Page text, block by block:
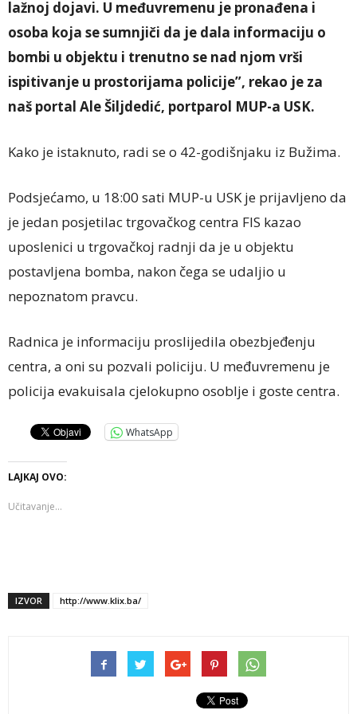
lažnoj dojavi. U međuvremenu je pronađena i
osoba koja se sumnjiči da je dala informaciju o
bombi u objektu i trenutno se nad njom vrši
ispitivanje u prostorijama policije”, rekao je za
naš portal Ale Šiljdedić, portparol MUP-a USK.
Kako je istaknuto, radi se o 42-godišnjaku iz Bužima.
Podsjećamo, u 18:00 sati MUP-u USK je prijavljeno da
je jedan posjetilac trgovačkog centra FIS kazao
uposlenici u trgovačkoj radnji da je u objektu
postavljena bomba, nakon čega se udaljio u
nepoznatom pravcu.
Radnica je informaciju proslijedila obezbjeđenju
centra, a oni su pozvali policiju. U međuvremenu je
policija evakuisala cjelokupno osoblje i goste centra.
WhatsApp
LAJKAJ OVO:
Učitavanje...
IZVOR http://www.klix.ba/